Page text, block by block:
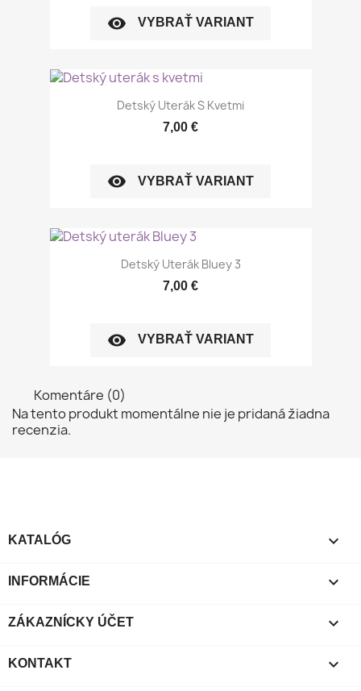
visibility VYBRAŤ VARIANT
Detský Uterák S Kvetmi
7,00 €
visibility VYBRAŤ VARIANT
Detský Uterák Bluey 3
7,00 €
visibility VYBRAŤ VARIANT
Komentáre (0)
Na tento produkt momentálne nie je pridaná žiadna
recenzia.
KATALÓG 
INFORMÁCIE 
ZÁKAZNÍCKY ÚČET 
KONTAKT 